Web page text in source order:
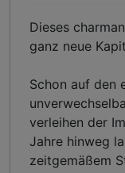
Dieses
ganz neue
Schon auf den
verleihen der
Jahre hinweg
zeitgemäßem